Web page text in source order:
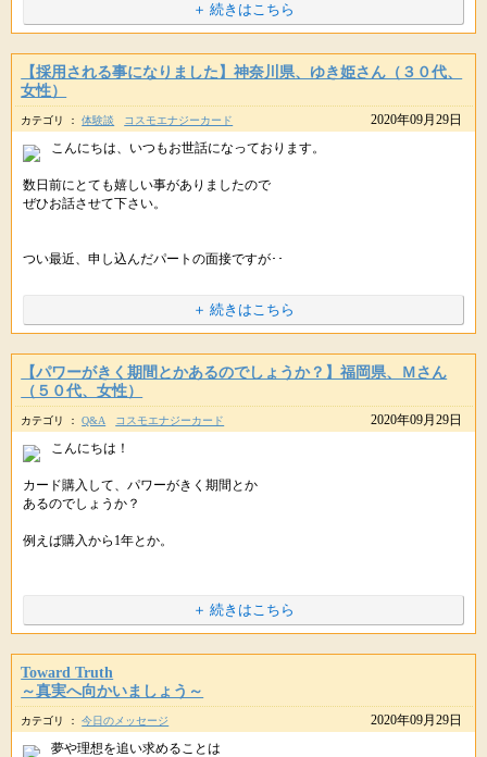
秋は、収穫の季節。
これまでの取り組みが実を結び
願い事を叶えるには
ぴったりの季節といえるでしょう。
では、この時期どのように過ごせば
紫音先生から
メッセージをいただきました。
↓↓
＊＊＊＊＊＊＊＊＊＊＊＊
１０月２日(金)は、おひつじ座の満月。
前日の１０月１日(木)は
十五夜（中秋の名月）です。
「収穫よりも前に」
大作を祈願するお祭りです。
ススキをお供えするのは
稲穂に見立ているため。
運気を高めるアイテムだけでなく
幸せになる考え方や習慣を身につけることも欠かせません。
そこで星のしずくでは無料メールマガジンにて
読者さんの身近な悩みを題材に
幸せになるヒントをお届けしております。
ティータイムにほっと一息ついて
お楽しみいただければと思います。
http://star-mall.net/shizuku/menu/user-voice
新しい財運財布をご紹介中です。
紫音先生パワー封入
財運財布「貴富(きふ)ラベンダー」
↓↓
http://star-mall.net/shizuku/item/saifu
以前より、たくさんの方から
ご希望の声をいただいておりました
高貴なラベンダー色で
メルマガ読者さまのみ先行でご案内しております。
気になる方はお早めにチェックしてくださいね。
＋ 続きはこちら
【採用される事になりました】神奈川県、ゆき姫さん（３０代、
女性）
カテゴリ ：体験談 コスモエナジーカード
2020年09月29日
こんにちは、いつもお世話になっております。
数日前にとても嬉しい事がありましたので
ぜひお話させて下さい。
つい最近、申し込んだパートの面接ですが･･
･･諦めていたとき急に連絡が来て
採用される事になりました。
面接の連絡時には、申し込んでいたコスモエナジーカードの
【トラスト】はまだ手元にはなく、届いたのは面接当日でしたので
もしかしたら紫音先生のパワーは届く前からも
私に暖かい力を授けて下さっているのかなと思うと
今回このような形で幸せを感じることができ
まだ叶えていない願いも実現出来る事を信じて頑張ります。
いつも支えてくださり、心から感謝しています。
ありがとうございます。
＋ 続きはこちら
【パワーがきく期間とかあるのでしょうか？】福岡県、Ｍさん
（５０代、女性）
カテゴリ ：Q&A コスモエナジーカード
2020年09月29日
こんにちは！
カード購入して、パワーがきく期間とか
あるのでしょうか？
例えば購入から1年とか。
++++
こんにちは。
星のしずくです。
ご連絡ありがとうございます。
＋ 続きはこちら
Toward Truth
～真実へ向かいましょう～
カテゴリ ：今日のメッセージ
2020年09月29日
夢や理想を追い求めることは